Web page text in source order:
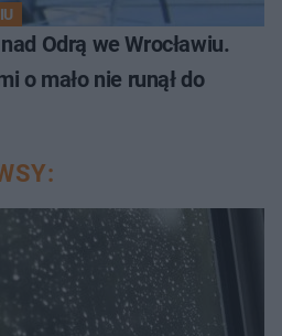
Odrą we Wrocławiu.
o mało nie runął do